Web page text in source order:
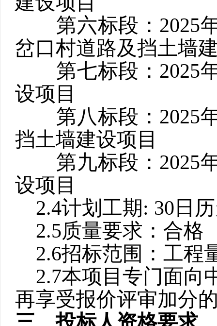
第六标段： 2025
岔口村道路及挡土墙
第七标段： 2025
设项目
第八标段： 2025
挡土墙建设项目
第九标段： 2025
设项目
2.4计划工期: 30 日
2.5质量要求：合格
2.6招标范围： 工程
2.7本项目专门面向
再享受报价评审加分